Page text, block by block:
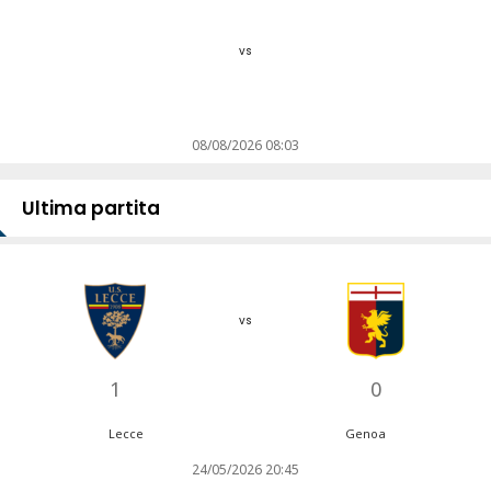
vs
08/08/2026 08:03
Ultima partita
1
vs
0
Lecce Genoa
24/05/2026 20:45